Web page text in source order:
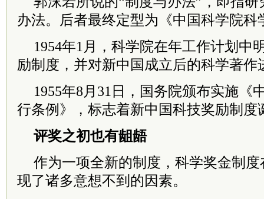
办法。后者最终定型为《中国科学院科
1954年1月，科学院在年工作计划中
励制度，并对新中国成立后的科学著作
1955年8月31日，国务院颁布实施《
行条例》，标志着新中国科技奖励制度
评奖之初也有龃龉
作为一项全新的制度，科学奖金制
现了诸多意想不到的因素。